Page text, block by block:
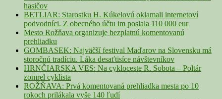
hasičov
BETLIAR: Starostku H. Kúkelovú oklamali internetoví
podvodníci. Z obecného účtu im poslala 110 000 eur
Mesto Rožňava organizuje bezplatnú komentovanú
prehliadku
GOMBASEK: Najväčší festival Maďarov na Slovensku má
storočnú tradíciu. Láka desaťtisíce návštevníkov
HRNČIARSKA VES: Na cykloceste R. Sobota – Poltár
zomrel cyklista
ROŽŇAVA: Prvá komentovaná prehliadka mesta po 10
rokoch prilákala vyše 140 ľudí